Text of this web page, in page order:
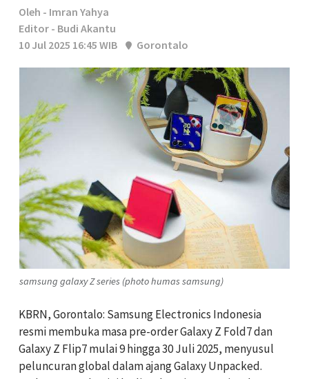
Oleh - Imran Yahya
Editor - Budi Akantu
10 Jul 2025 16:45 WIB
Gorontalo
samsung galaxy Z series (photo humas samsung)
KBRN, Gorontalo: Samsung Electronics Indonesia
resmi membuka masa pre-order Galaxy Z Fold7 dan
Galaxy Z Flip7 mulai 9 hingga 30 Juli 2025, menyusul
peluncuran global dalam ajang Galaxy Unpacked.